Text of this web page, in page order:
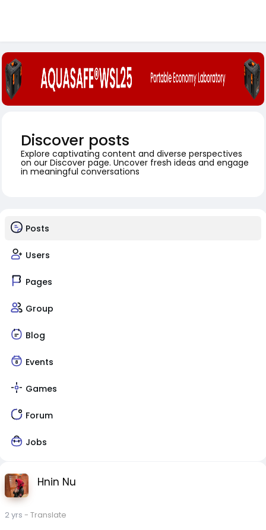
Discover posts
Explore captivating content and diverse perspectives
on our Discover page. Uncover fresh ideas and engage
in meaningful conversations
Posts
Users
Pages
Group
Blog
Events
Games
Forum
Jobs
Hnin Nu
2 yrs - Translate